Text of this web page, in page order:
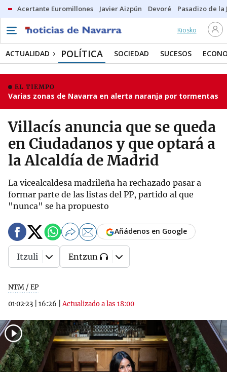
Acertante Euromillones Javier Aizpún Devoré Pasadizo de la
Kiosko
ACTUALIDAD POLÍTICA SOCIEDAD SUCESOS
EL TIEMPO
Varias zonas de Navarra en alerta naranja por tormentas
Villacís anuncia que se queda
en Ciudadanos y que optará a
la Alcaldía de Madrid
La vicealcaldesa madrileña ha rechazado pasar a
formar parte de las listas del PP, partido al que
"nunca" se ha propuesto
NTM / EP
01·02·23
16:26 |Actualizado a las 18:00
Añádenos en Google
Itzuli Entzun